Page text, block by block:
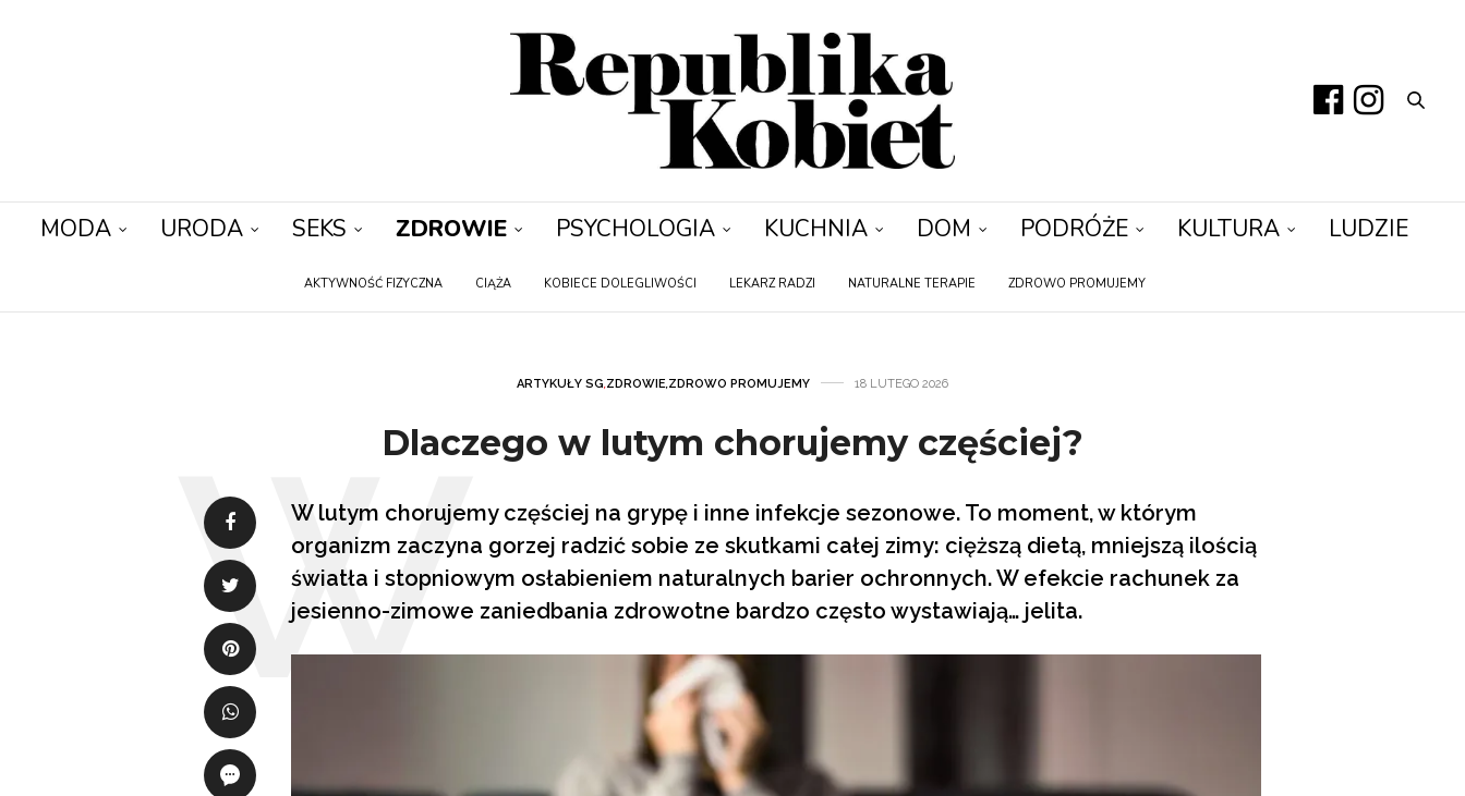
MODA URODA SEKS ZDROWIE PSYCHOLOGIA KUCHNIA DOM PODRÓŻE KULTURA LUDZIE
AKTYWNOŚĆ FIZYCZNA CIĄŻA KOBIECE DOLEGLIWOŚCI LEKARZ RADZI NATURALNE TERAPIE ZDROWO PROMUJEMY
ARTYKUŁY SG,ZDROWIE,ZDROWO PROMUJEMY 18 LUTEGO 2026
Dlaczego w lutym chorujemy częściej?
W lutym chorujemy częściej na grypę i inne infekcje sezonowe. To moment, w którym
organizm zaczyna gorzej radzić sobie ze skutkami całej zimy: cięższą dietą, mniejszą ilością
światła i stopniowym osłabieniem naturalnych barier ochronnych. W efekcie rachunek za
jesienno-zimowe zaniedbania zdrowotne bardzo często wystawiają… jelita.